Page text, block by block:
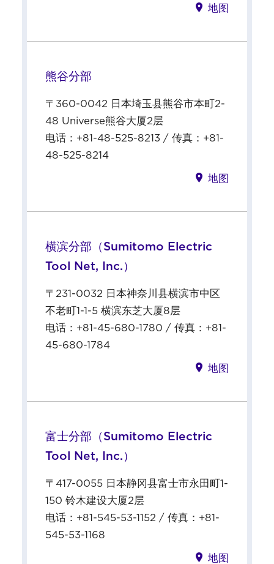
地图
熊谷分部
〒360-0042 日本埼玉县熊谷市本町2-
48 Universe熊谷大厦2层
电话：+81-48-525-8213 / 传真：+81-
48-525-8214
地图
横滨分部（Sumitomo Electric
Tool Net, Inc.）
〒231-0032 日本神奈川县横滨市中区
不老町1-1-5 横滨东芝大厦8层
电话：+81-45-680-1780 / 传真：+81-
45-680-1784
地图
富士分部（Sumitomo Electric
Tool Net, Inc.）
〒417-0055 日本静冈县富士市永田町1-
150 铃木建设大厦2层
电话：+81-545-53-1152 / 传真：+81-
545-53-1168
地图